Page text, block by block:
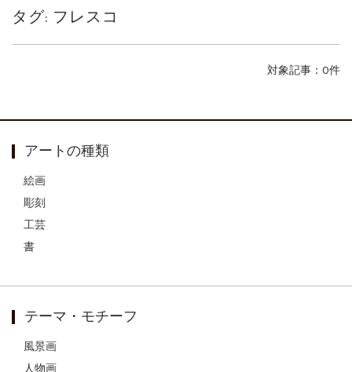
ご案内
2026.2.17
タグ: フレスコ
対象記事：0件
アートの種類
絵画
彫刻
工芸
書
テーマ・モチーフ
風景画
人物画